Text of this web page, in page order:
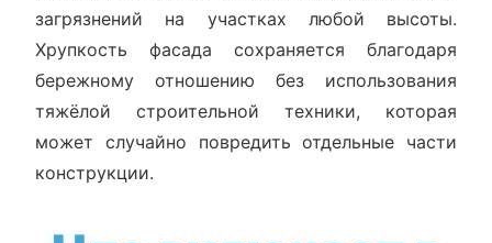
загрязнений на участках любой высоты.
Хрупкость фасада сохраняется благодаря
бережному отношению без использования
тяжёлой строительной техники, которая
может случайно повредить отдельные части
конструкции.